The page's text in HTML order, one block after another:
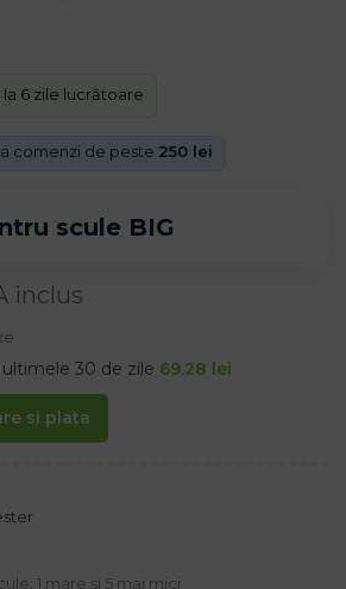
scule BIG
comenzi de peste 250 lei
la 6 zile lucrătoare
inclus
30 de zile 69.28 lei
si plata
1 mare și 5 mai mici